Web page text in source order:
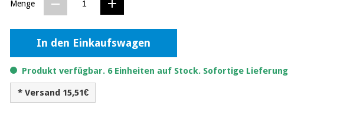
Menge
In den Einkaufswagen
Produkt verfügbar. 6 Einheiten auf Stock. Sofortige Lieferung
* Versand 15,51€